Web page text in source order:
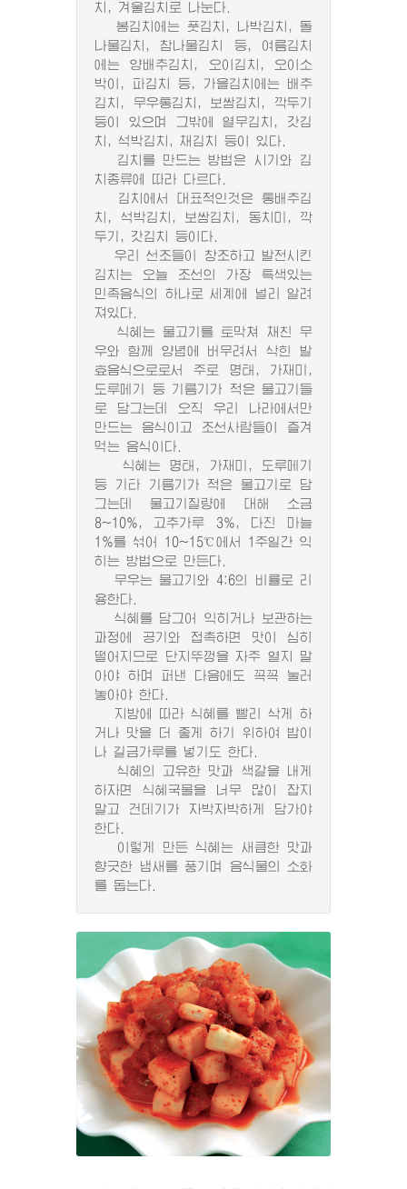
치, 겨울김치로 나눈다.
봄김치에는 풋김치, 나박김치, 돌
나물김치, 참나물김치 등, 여름김치
에는 양배추김치, 오이김치, 오이소
박이, 파김치 등, 가을김치에는 배추
김치, 무우통김치, 보쌈김치, 깍두기
등이 있으며 그밖에 열무김치, 갓김
치, 석박김치, 채김치 등이 있다.
김치를 만드는 방법은 시기와 김
치종류에 따라 다르다.
김치에서 대표적인것은 통배추김
치, 석박김치, 보쌈김치, 동치미, 깍
두기, 갓김치 등이다.
우리 선조들이 창조하고 발전시킨
김치는 오늘 조선의 가장 특색있는
민족음식의 하나로 세계에 널리 알려
져있다.
식혜는 물고기를 토막쳐 채친 무
우와 함께 양념에 버무려서 삭힌 발
효음식으로로서 주로 명태, 가재미,
도루메기 등 기름기가 적은 물고기들
로 담그는데 오직 우리 나라에서만
만드는 음식이고 조선사람들이 즐겨
먹는 음식이다.
식혜는 명태, 가재미, 도루메기
등 기타 기름기가 적은 물고기로 담
그는데 물고기질량에 대해 소금
8~10%, 고추가루 3%, 다진 마늘
1%를 섞어 10~15℃에서 1주일간 익
히는 방법으로 만든다.
무우는 물고기와 4:6의 비률로 리
용한다.
식혜를 담그어 익히거나 보관하는
과정에 공기와 접촉하면 맛이 심히
떨어지므로 단지뚜껑을 자주 열지 말
아야 하며 퍼낸 다음에도 꼭꼭 눌러
놓아야 한다.
지방에 따라 식혜를 빨리 삭게 하
거나 맛을 더 좋게 하기 위하여 밥이
나 길금가루를 넣기도 한다.
식혜의 고유한 맛과 색갈을 내게
하자면 식혜국물을 너무 많이 잡지
말고 건데기가 자박자박하게 담가야
한다.
이렇게 만든 식혜는 새큼한 맛과
향긋한 냄새를 풍기며 음식물의 소화
를 돕는다.